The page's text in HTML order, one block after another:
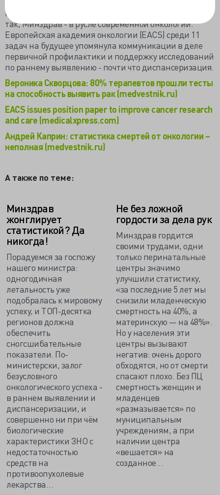
мире не в силах добиться таких показателей!» Зря он
так, Минздрав - в русле современной онкологии.
Европейская академия онкологии (EACS) среди 11
задач на будущее упомянула коммуникации в деле
первичной профилактики и поддержку исследований
по раннему выявлению - почти что диспансеризация.
Вероника Скворцова: 80% терапевтов прошли тесты
на способность выявить рак (medvestnik.ru)
EACS issues position paper to improve cancer research
and care (medicalxpress.com)
Андрей Каприн: статистика смертей от онкологии –
неполная (medvestnik.ru)
А также по теме:
Минздрав
жонглирует
статистикой? Да
никогда!
Порадуемся за госпожу
нашего министра:
одногодичная
летальность уже
подобралась к мировому
успеху, и ТОП-десятка
регионов должна
обеспечить
сногсшибательные
показатели. По-
министерски, залог
безусловного
онкологического успеха -
в раннем выявлении и
диспансеризации, и
совершенно ни при чём
биологические
характеристики ЗНО с
недостаточностью
средств на
противоопухолевые
лекарства…
Не без ложной
гордости за дела рук
Минздрав гордится
своими трудами, одни
только перинатальные
центры значимо
улучшили статистику,
«за последние 5 лет мы
снизили младенческую
смертность на 40%, а
материнскую — на 48%».
Но у населения эти
центры вызывают
негатив: очень дорого
обходятся, но от смерти
спасают плохо. Без ПЦ
смертность женщин и
младенцев
«размазывается» по
муниципальным
учреждениям, а при
наличии центра
«вешается» на
созданное…